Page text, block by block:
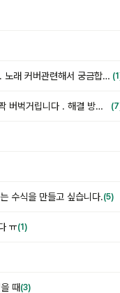
대표님 "엑셀 좋아"를 보고 감명받았습니다. 노래 커버관련해서 궁금합니다.
항목을 변경하면 막대그래프가 바뀔 때 살 짝 버벅거립니다 . 해결 방법이 궁금합니다.
수식을 만들고 싶습니다.(5)
ㅠ(1)
때 (3)